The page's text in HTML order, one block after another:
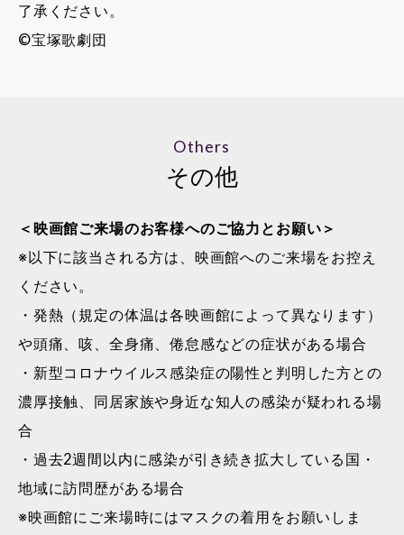
了承ください。
©宝塚歌劇団
Others
その他
＜映画館ご来場のお客様へのご協力とお願い＞
※以下に該当される方は、映画館へのご来場をお控え
ください。
・発熱（規定の体温は各映画館によって異なります）
や頭痛、咳、全身痛、倦怠感などの症状がある場合
・新型コロナウイルス感染症の陽性と判明した方との
濃厚接触、同居家族や身近な知人の感染が疑われる場
合
・過去2週間以内に感染が引き続き拡大している国・
地域に訪問歴がある場合
※映画館にご来場時にはマスクの着用をお願いしま